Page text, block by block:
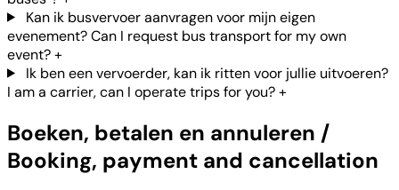
Kan ik busvervoer aanvragen voor mijn eigen
evenement? Can I request bus transport for my own
event?+
Ik ben een vervoerder, kan ik ritten voor jullie uitvoeren?
I am a carrier, can I operate trips for you?+
Boeken, betalen en annuleren /
Booking, payment and cancellation